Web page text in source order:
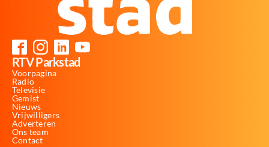
RTV Parkstad
Voorpagina
Radio
Televisie
Gemist
Nieuws
Vrijwilligers
Adverteren
Ons team
Contact